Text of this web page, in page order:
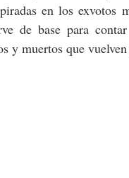
en los exvotos
de base para
y muertos que